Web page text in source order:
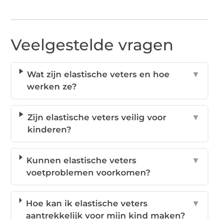
Veelgestelde vragen
Wat zijn elastische veters en hoe
werken ze?
▼
Zijn elastische veters veilig voor
kinderen?
▼
Kunnen elastische veters
voetproblemen voorkomen?
▼
Hoe kan ik elastische veters
aantrekkelijk voor mijn kind maken?
▼